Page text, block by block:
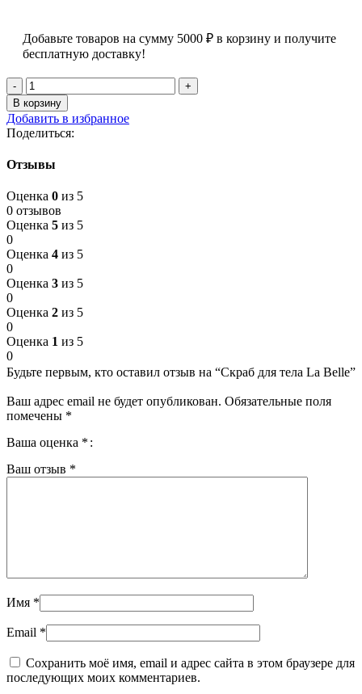
Добавьте товаров на сумму 5000 ₽ в корзину и получите
бесплатную доставку!
Количество
товара
Скраб
для
тела
Belle
В корзину
Добавить в избранное
Поделиться:
Отзывы
Оценка 0 из 5
0 отзывов
Оценка 5 из 5
0
Оценка 4 из 5
0
Оценка 3 из 5
0
Оценка 2 из 5
0
Оценка 1 из 5
0
Будьте первым, кто оставил отзыв на “Скраб для тела La Belle”
Ваш адрес email не будет опубликован. Обязательные поля
помечены *
Ваша оценка *
Ваш отзыв *
Имя *
Email *
Сохранить моё имя, email и адрес сайта в этом браузере для
последующих моих комментариев.